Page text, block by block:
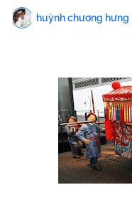
huỳnh chương hưng